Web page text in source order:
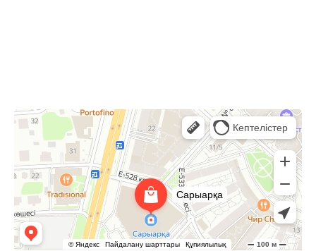
Сарыарка
Торговый центр в Астане
Развлекательный центр в Астане